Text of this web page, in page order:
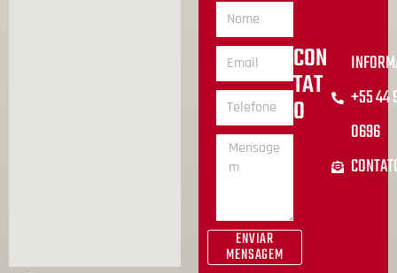
ENVIAR
MENSAGEM
CON
TAT
O
+55 44
0696